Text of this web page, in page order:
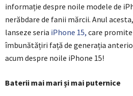
informație despre noile modele de
nerăbdare de fanii mărcii. Anul
lanseze seria iPhone 15, care promite
îmbunătățiri față de generația
acum despre noile iPhone 15!
Baterii mai mari și mai puternice